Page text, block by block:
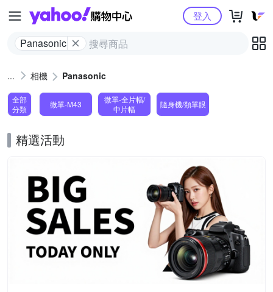
Yahoo購物中心
Panasonic
登入
相機 Panasonic
全部
分類
微單-M43
微單-全片幅/
中片幅
隨身機/類單眼
精選活動